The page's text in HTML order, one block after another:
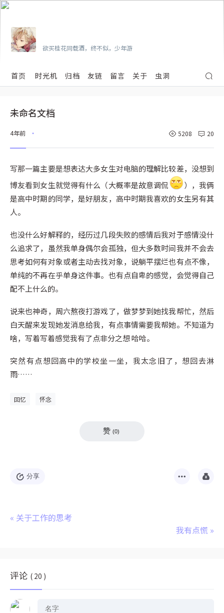
欲买桂花同载酒，终不似，少年游
首页 时光机 归档 友链 留言 关于 虫洞
未命名文档
4年前 • 5208 20
写那一篇主要是想表达大多女生对电脑的理解比较差，没想到
博友看到女生就觉得有什么（大概率是故意调侃
），我俩
是高中时期的同学，是好朋友，高中时期我喜欢的女生另有其
人。
也没什么好解释的，经历过几段失败的感情后我对于感情没什
么追求了，虽然我单身偶尔会孤独，但大多数时间我并不会去
思考如何有对象或者主动去找对象，说躺平摆烂也有点不像，
单纯的不再在乎单身这件事。也有点自卑的感觉，会觉得自己
配不上什么的。
说来也神奇，周六熬夜打游戏了，做梦梦到她找我帮忙，然后
白天醒来发现她发消息给我，有点事情需要我帮她。不知道为
啥，写着写着感觉我有了点非分之想 哈哈。
突然有点想回高中的学校坐一坐，我太念旧了，想回去淋
雨……
回忆 怀念
赞 (0)
分享
« 关于工作的思考
我有点慌 »
评论 ( 20 )